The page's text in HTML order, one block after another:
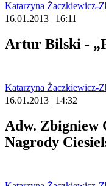
Katarzyna Żaczkiewicz-
16.01.2013 | 16:11
Artur Bilski -
Katarzyna Żaczkiewicz-
16.01.2013 | 14:32
Adw. Zbigniew
Nagrody